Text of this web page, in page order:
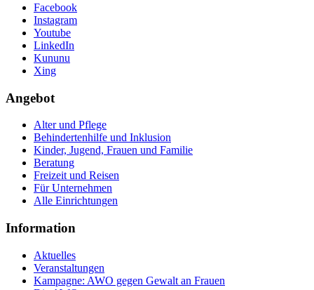
Facebook
Instagram
Youtube
LinkedIn
Kununu
Xing
Angebot
Alter und Pflege
Behindertenhilfe und Inklusion
Kinder, Jugend, Frauen und Familie
Beratung
Freizeit und Reisen
Für Unternehmen
Alle Einrichtungen
Information
Aktuelles
Veranstaltungen
Kampagne: AWO gegen Gewalt an Frauen